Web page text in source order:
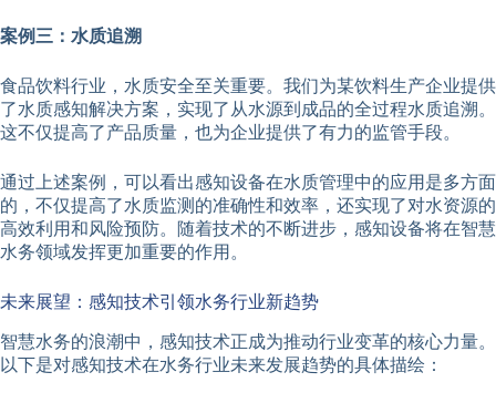
案例三：水质追溯
食品饮料行业，水质安全至关重要。我们为某饮料生产企业提供
了水质感知解决方案，实现了从水源到成品的全过程水质追溯。
这不仅提高了产品质量，也为企业提供了有力的监管手段。
通过上述案例，可以看出感知设备在水质管理中的应用是多方面
的，不仅提高了水质监测的准确性和效率，还实现了对水资源的
高效利用和风险预防。随着技术的不断进步，感知设备将在智慧
水务领域发挥更加重要的作用。
未来展望：感知技术引领水务行业新趋势
智慧水务的浪潮中，感知技术正成为推动行业变革的核心力量。
以下是对感知技术在水务行业未来发展趋势的具体描绘：